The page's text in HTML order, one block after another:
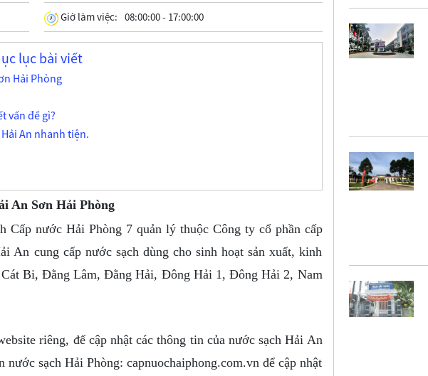
Giờ làm việc: 08:00:00 - 17:00:00
lục bài viết
Hải Phòng
vấn đề gì?
An nhanh tiện.
An Sơn Hải Phòng
nước Hải Phòng 7 quản lý thuộc Công ty cổ phần cấp
An cung cấp nước sạch dùng cho sinh hoạt sản xuất, kinh
Bi, Đằng Lâm, Đằng Hải, Đông Hải 1, Đông Hải 2, Nam
riêng, để cập nhật các thông tin của nước sạch Hải An
sạch Hải Phòng: capnuochaiphong.com.vn để cập nhật